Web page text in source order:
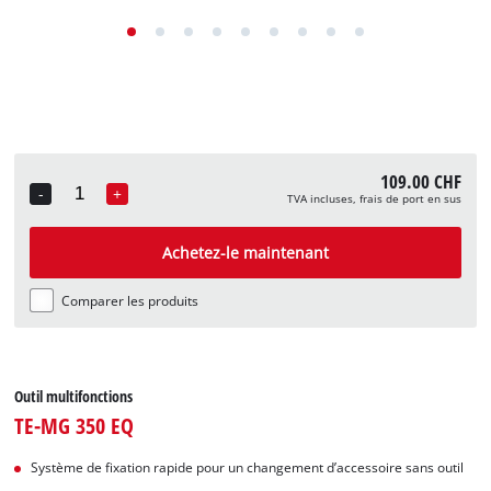
-
Quantity
+ 109.00 CHF
TVA incluses, frais de port en sus
Achetez-le maintenant
Comparer les produits
Outil multifonctions
TE-MG 350 EQ
Système de fixation rapide pour un changement d’accessoire sans outil